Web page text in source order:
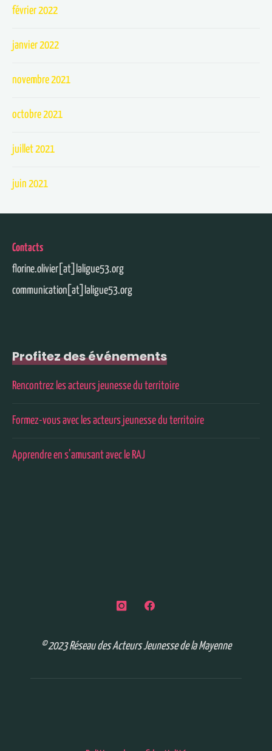
février 2022
janvier 2022
novembre 2021
octobre 2021
juillet 2021
juin 2021
Contacts
florine.olivier[at]laligue53.org
communication[at]laligue53.org
Profitez des événements
Rencontrez les acteurs jeunesse du territoire
Formez-vous avec les acteurs jeunesse du territoire
Apprendre en s’amusant avec le RAJ
© 2023 Réseau des Acteurs Jeunesse de la Mayenne